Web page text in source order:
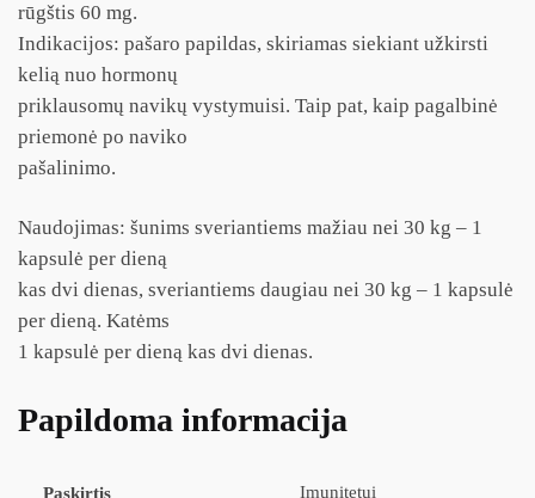
rūgštis 60 mg.
Indikacijos: pašaro papildas, skiriamas siekiant užkirsti
kelią nuo hormonų
priklausomų navikų vystymuisi. Taip pat, kaip pagalbinė
priemonė po naviko
pašalinimo.
Naudojimas: šunims sveriantiems mažiau nei 30 kg – 1
kapsulė per dieną
kas dvi dienas, sveriantiems daugiau nei 30 kg – 1 kapsulė
per dieną. Katėms
1 kapsulė per dieną kas dvi dienas.
Papildoma informacija
Paskirtis Imunitetui